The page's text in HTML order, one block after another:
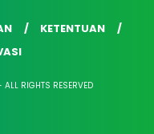
KETENTUAN
RIGHTS RESERVED